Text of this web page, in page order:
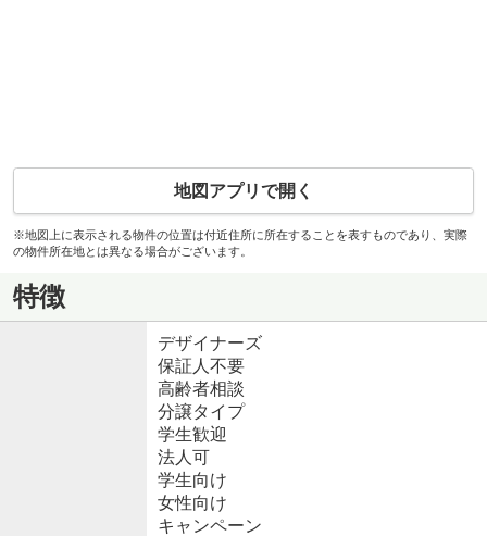
地図アプリで開く
※地図上に表示される物件の位置は付近住所に所在することを表すものであり、実際
の物件所在地とは異なる場合がございます。
特徴
デザイナーズ
保証人不要
高齢者相談
分譲タイプ
学生歓迎
法人可
学生向け
女性向け
キャンペーン